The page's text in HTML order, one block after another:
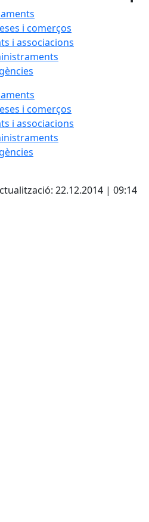
i comerços
i associacions
i comerços
i associacions
22.12.2014 | 09:14